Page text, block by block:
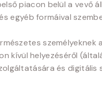
piacon belül a
formáival
természetes
kívül helyezéséről
és